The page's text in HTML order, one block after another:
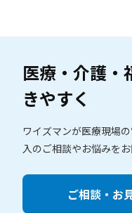
医療・介護・
きやすく
ワイズマンが医療現場
入のご相談やお悩みをお
ご相談・お